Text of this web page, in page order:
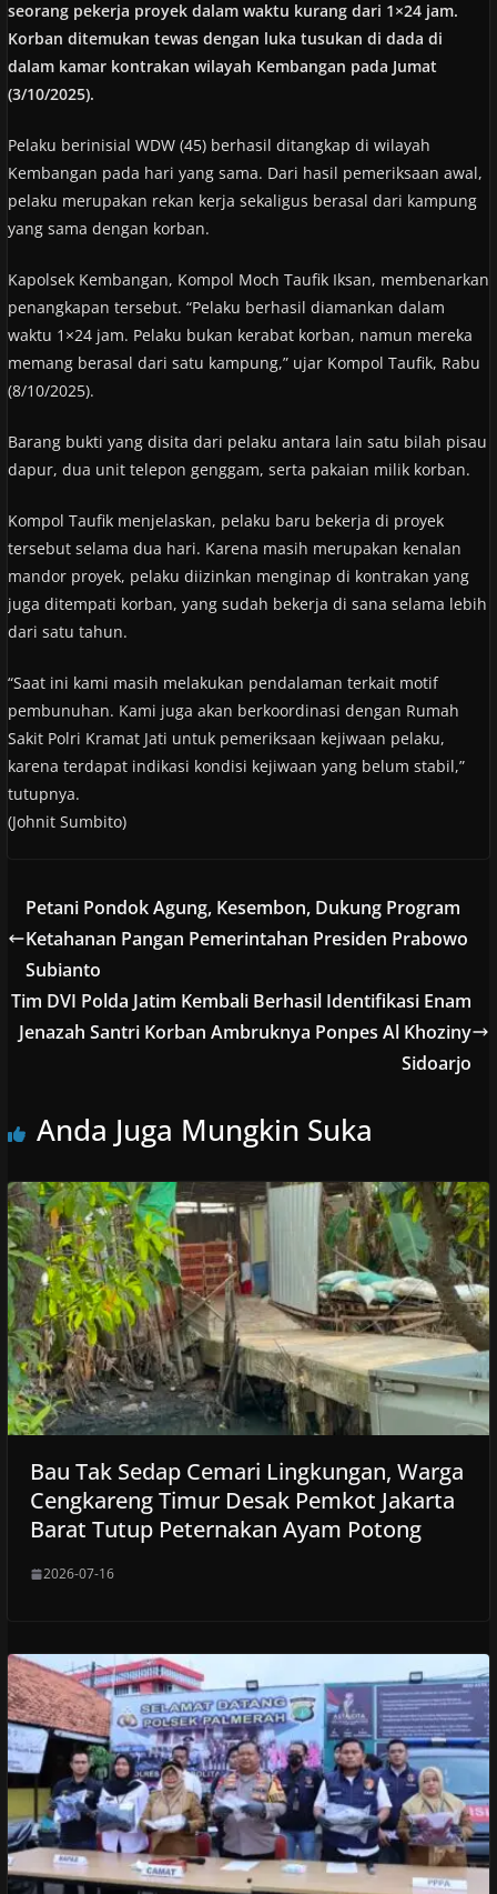
seorang pekerja proyek dalam waktu kurang dari 1×24 jam.
Korban ditemukan tewas dengan luka tusukan di dada di
dalam kamar kontrakan wilayah Kembangan pada Jumat
(3/10/2025).
Pelaku berinisial WDW (45) berhasil ditangkap di wilayah
Kembangan pada hari yang sama. Dari hasil pemeriksaan awal,
pelaku merupakan rekan kerja sekaligus berasal dari kampung
yang sama dengan korban.
Kapolsek Kembangan, Kompol Moch Taufik Iksan, membenarkan
penangkapan tersebut. “Pelaku berhasil diamankan dalam
waktu 1×24 jam. Pelaku bukan kerabat korban, namun mereka
memang berasal dari satu kampung,” ujar Kompol Taufik, Rabu
(8/10/2025).
Barang bukti yang disita dari pelaku antara lain satu bilah pisau
dapur, dua unit telepon genggam, serta pakaian milik korban.
Kompol Taufik menjelaskan, pelaku baru bekerja di proyek
tersebut selama dua hari. Karena masih merupakan kenalan
mandor proyek, pelaku diizinkan menginap di kontrakan yang
juga ditempati korban, yang sudah bekerja di sana selama lebih
dari satu tahun.
“Saat ini kami masih melakukan pendalaman terkait motif
pembunuhan. Kami juga akan berkoordinasi dengan Rumah
Sakit Polri Kramat Jati untuk pemeriksaan kejiwaan pelaku,
karena terdapat indikasi kondisi kejiwaan yang belum stabil,”
tutupnya.
(Johnit Sumbito)
Petani Pondok Agung, Kesembon, Dukung Program
Ketahanan Pangan Pemerintahan Presiden Prabowo
Subianto
Tim DVI Polda Jatim Kembali Berhasil Identifikasi Enam
Jenazah Santri Korban Ambruknya Ponpes Al Khoziny
Sidoarjo
Anda Juga Mungkin Suka
Bau Tak Sedap Cemari Lingkungan, Warga
Cengkareng Timur Desak Pemkot Jakarta
Barat Tutup Peternakan Ayam Potong
2026-07-16